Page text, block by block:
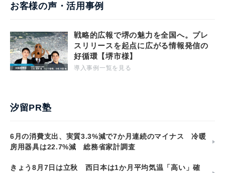
お客様の声・活用事例
戦略的広報で堺の魅力を全国へ。プレ
スリリースを起点に広がる情報発信の
好循環【堺市様】
導入事例一覧を見る
汐留PR塾
6月の消費支出、実質3.3%減で7か月連続のマイナス 冷暖
房用器具は22.7%減 総務省家計調査
きょう8月7日は立秋 西日本は1か月平均気温「高い」確